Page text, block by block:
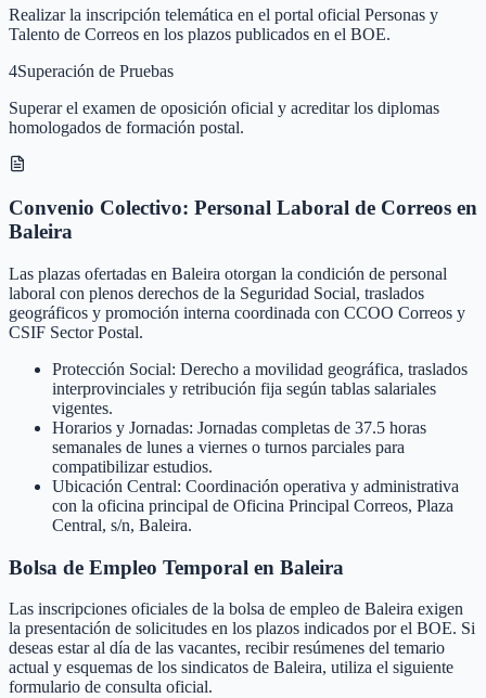
Realizar la inscripción telemática en el portal oficial Personas y
Talento de Correos en los plazos publicados en el BOE.
4Superación de Pruebas
Superar el examen de oposición oficial y acreditar los diplomas
homologados de formación postal.
Convenio Colectivo: Personal Laboral de Correos en
Baleira
Las plazas ofertadas en Baleira otorgan la condición de personal
laboral con plenos derechos de la Seguridad Social, traslados
geográficos y promoción interna coordinada con CCOO Correos y
CSIF Sector Postal.
Protección Social: Derecho a movilidad geográfica, traslados
interprovinciales y retribución fija según tablas salariales
vigentes.
Horarios y Jornadas: Jornadas completas de 37.5 horas
semanales de lunes a viernes o turnos parciales para
compatibilizar estudios.
Ubicación Central: Coordinación operativa y administrativa
con la oficina principal de Oficina Principal Correos, Plaza
Central, s/n, Baleira.
Bolsa de Empleo Temporal en Baleira
Las inscripciones oficiales de la bolsa de empleo de Baleira exigen
la presentación de solicitudes en los plazos indicados por el BOE. Si
deseas estar al día de las vacantes, recibir resúmenes del temario
actual y esquemas de los sindicatos de Baleira, utiliza el siguiente
formulario de consulta oficial.